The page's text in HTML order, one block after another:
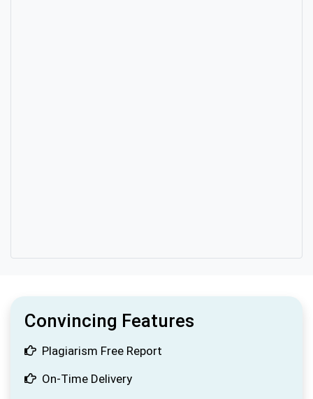
Convincing Features
Plagiarism Free Report
On-Time Delivery